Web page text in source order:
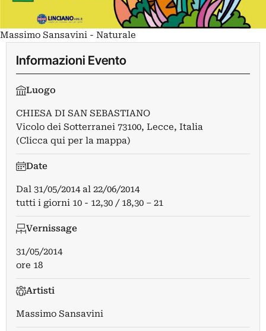
Massimo Sansavini - Naturale
Informazioni Evento
Luogo
CHIESA DI SAN SEBASTIANO
Vicolo dei Sotterranei 73100, Lecce, Italia
(Clicca qui per la mappa)
Date
Dal 31/05/2014al 22/06/2014
tutti i giorni 10 - 12,30 / 18,30 – 21
Vernissage
31/05/2014
ore 18
Artisti
Massimo Sansavini